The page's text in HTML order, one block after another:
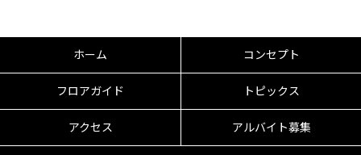
ホーム コンセプト
フロアガイド トピックス
アクセス アルバイト募集